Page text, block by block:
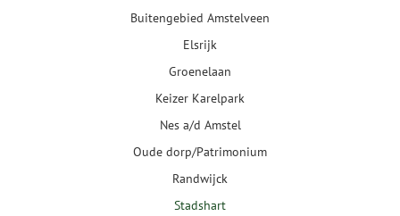
Buitengebied Amstelveen
Elsrijk
Groenelaan
Keizer Karelpark
Nes a/d Amstel
Oude dorp/Patrimonium
Randwijck
Stadshart